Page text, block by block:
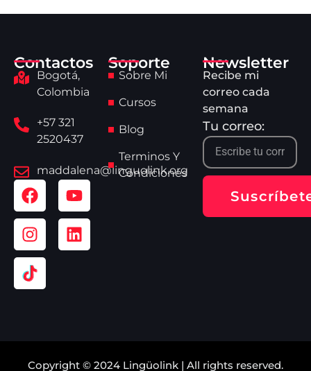
Contactos
Bogotá,
Colombia
+57 321
2520437
maddalena@linguolink.org
Soporte
Sobre Mi
Cursos
Blog
Terminos Y
Condiciones
Newsletter
Recibe mi
correo cada
semana
Tu correo:
Copyright © 2024 Lingüolink | All rights reserved.